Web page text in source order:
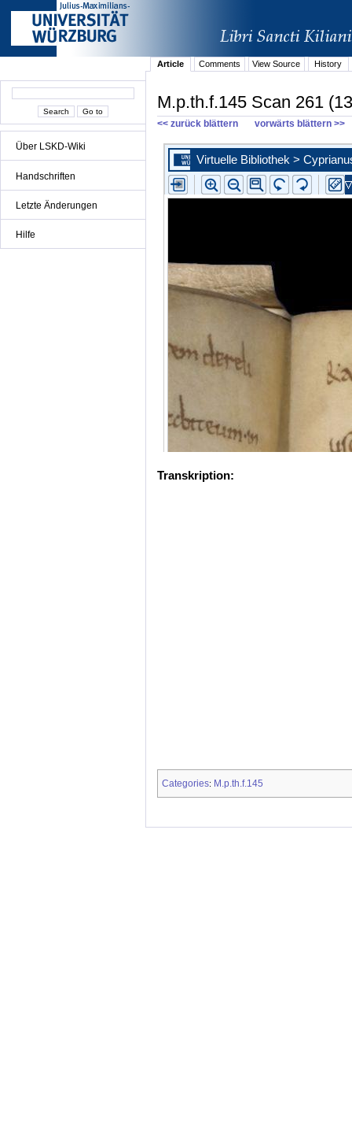
Über LSKD-Wiki
Handschriften
Letzte Änderungen
Hilfe
Article Comments View Source History
M.p.th.f.145 Scan 261
<< zurück blättern vorwärts blättern >>
Transkription:
Categories: M.p.th.f.145